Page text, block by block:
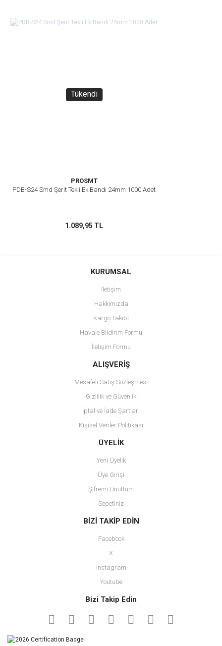
Tükendi
PROSMT
PDB-S24 Smd Şerit Tekli Ek Bandı 24mm 1000 Adet
1.089,95 TL
KURUMSAL
İletişim
Hakkımızda
Kargo Takibi
Havale Bildirim Formu
İletişim Formu
ALIŞVERİŞ
Mesafeli Satış Sözleşmesi
Gizlilik ve Güvenlik
İptal ve İade Şartları
Kişisel Veriler Politikası
ÜYELİK
Yeni Üyelik
Üye Girişi
Şifremi Unuttum
Sepetiniz
BİZİ TAKİP EDİN
Facebook
X
Instagram
Youtube
Bizi Takip Edin